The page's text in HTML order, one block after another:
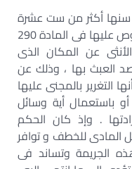
سنها أكثر من ست عشرة
سنة كاملة بالتحايل أو الإكراه المنصوص عليها فى المادة 290
عن المكان الذى
العبث بها ، وذلك عن
التغرير بالمجنى عليها
باستعمال أية وسائل
. وإذ كان الحكم
المادى للخطف و توافر
الجريمة وتساند فى